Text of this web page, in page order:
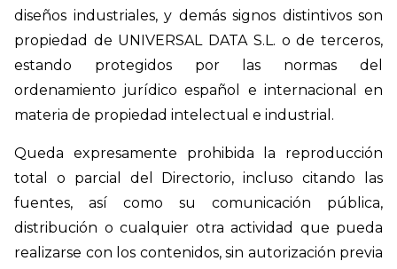
diseños industriales, y demás signos distintivos son
propiedad de UNIVERSAL DATA S.L. o de terceros,
estando protegidos por las normas del
ordenamiento jurídico español e internacional en
materia de propiedad intelectual e industrial.
Queda expresamente prohibida la reproducción
total o parcial del Directorio, incluso citando las
fuentes, así como su comunicación pública,
distribución o cualquier otra actividad que pueda
realizarse con los contenidos, sin autorización previa